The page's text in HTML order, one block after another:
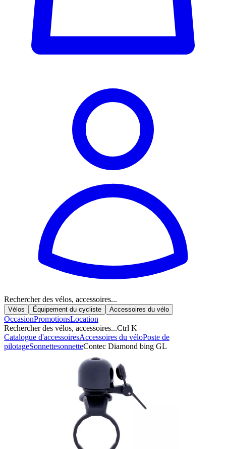
Rechercher des vélos, accessoires...
Vélos Équipement du cycliste Accessoires du vélo
OccasionPromotionsLocation
Rechercher des vélos, accessoires...Ctrl K
Catalogue d'accessoiresAccessoires du véloPoste de
pilotageSonnettesonnetteContec Diamond bing GL